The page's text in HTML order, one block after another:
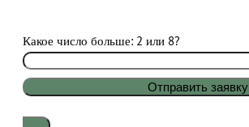
Какое число больше: 2 или 8?